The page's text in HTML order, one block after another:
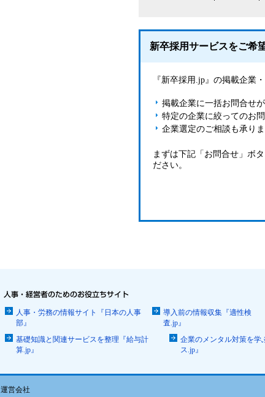
新卒採用サービスをご希
『新卒採用.jp』の掲載企業
掲載企業に一括お問合せ
特定の企業に絞ってのお
企業選定のご相談も承り
まずは下記「お問合せ」ボ
ださい。
人事・労務の情報サイト『日本の人事
部』
導入前の情報収集『適性検
査.jp』
基礎知識と関連サービスを整理『給与計
算.jp』
企業のメンタル対策を学
ス.jp』
運営会社